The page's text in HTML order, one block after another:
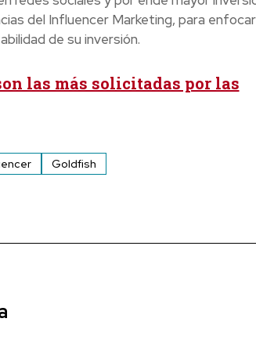
del Influencer Marketing, para
de su inversión.
las más solicitadas por las
Goldfish